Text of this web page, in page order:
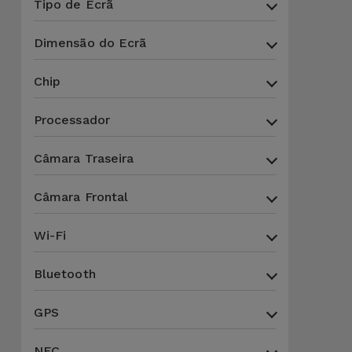
Marcas
Ver
para
e Casa
Bolsas e
e Acessórios
Mobilidade,
Tipo de Ecrã
Dimensão do Ecrã
Chip
Processador
Câmara Traseira
Câmara Frontal
Wi-Fi
Bluetooth
GPS